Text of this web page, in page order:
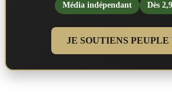
Média indépendant
Dès
JE SOUTIENS PEUPLE